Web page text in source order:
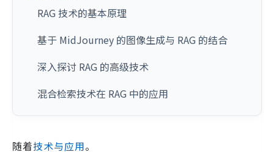
RAG 技术的基本原理
基于 MidJourney 的图像生成与 RAG 的结合
深入探讨 RAG 的高级技术
混合检索技术在 RAG 中的应用
随着技术与应用。